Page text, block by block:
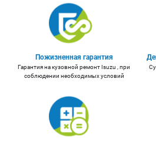
Пожизненная гарантия
Гарантия на кузовной ремонт Isuzu , при
соблюдении необходимых условий